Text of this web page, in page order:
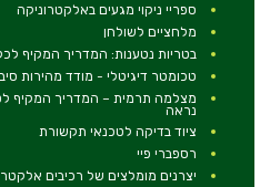
ספריי ניקוי מגעים באלקטרוניקה
מלחציים לשולחן
בטריות נטענות: המדריך המקיף
טכומטר דיגיטלי - מודד מהירות
מצלמה תרמית – המדריך המקיף
נראה
ציוד בדיקה לטכנאי תקשורת
רספברי פיי
יצרנים מומלצים של רכיבים